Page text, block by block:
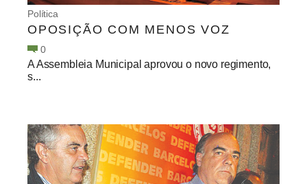
Política
OPOSIÇÃO COM MENOS VOZ
0
A Assembleia Municipal aprovou o novo regimento,
s...